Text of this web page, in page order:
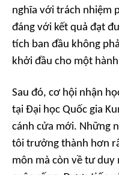
nghĩa với trách nhiệm
đáng với kết quả đạt
tích ban đầu không
khởi đầu cho một
Sau đó, cơ hội nhận
tại Đại học Quốc gia
cánh cửa mới. Những
tôi trưởng thành hơn
môn mà còn về tư duy